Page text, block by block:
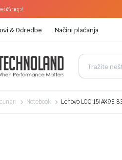
& Odredbe Načini plaćanja
Notebook Lenovo LOQ 15IAX9E